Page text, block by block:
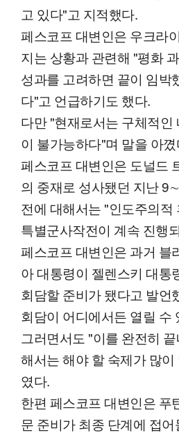
고 있다"고 지적했다.
페스코프 대변인은 우크라
지는 상황과 관련해 "평화
성과를 고려하면 끝이 임박
다"고 언급하기도 했다.
다만 "현재로서는 구체적인
이 불가능하다"며 말을 아꼈
페스코프 대변인은 도널드
의 중재로 성사됐던 지난
전에 대해서는 "인도주의적
특별군사작전이 계속 진행
페스코프 대변인은 과거 블
아 대통령이 젤렌스키 대통
회담할 준비가 됐다고 발언
회담이 어디에서든 열릴 수
그러면서도 "이를 완전히
해서는 해야 할 숙제가 많
였다.
한편 페스코프 대변인은 푸
문 준비가 최종 단계에 접